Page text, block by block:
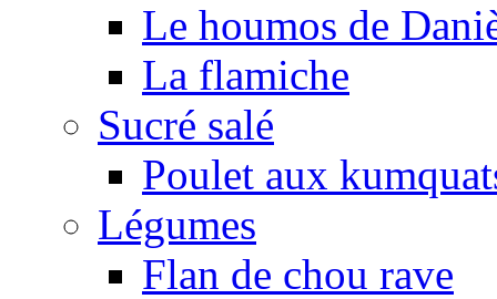
Le houmos de
La flamiche
Sucré salé
Poulet aux
Légumes
Flan de chou rave